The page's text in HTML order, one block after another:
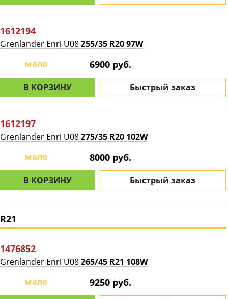
1612194
Grenlander Enri U08255/35 R20 97W
мало
6900 руб.
В КОРЗИНУ Быстрый заказ
1612197
Grenlander Enri U08275/35 R20 102W
мало
8000 руб.
В КОРЗИНУ Быстрый заказ
R21
1476852
Grenlander Enri U08265/45 R21 108W
мало
9250 руб.